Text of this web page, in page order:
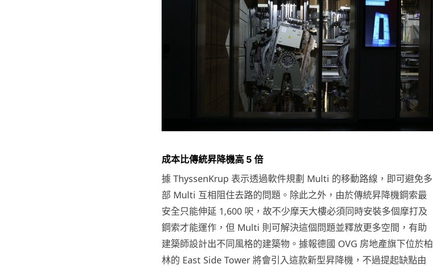
成本比傳統昇降機高 5 倍
據 ThyssenKrup 表示透過軟件規劃 Multi 的移動路線，即可避免多
部 Multi 互相阻住去路的問題。除此之外，由於傳統昇降機鋼索最
安全只能伸延 1,600 呎，故不少摩天大樓必須同時安裝多個摩打及
鋼索才能運作，但 Multi 則可解決這個問題並釋放更多空間，有助
建築師設計出不同風格的建築物。據報德國 OVG 房地產旗下位於柏
林的 East Side Tower 將會引入這款新型昇降機，不過提起缺點由